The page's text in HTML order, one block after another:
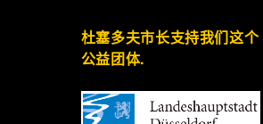
杜塞多夫市长支持我们这个
公益团体.